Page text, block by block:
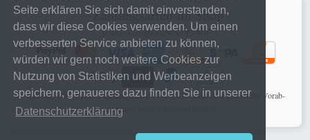
Seite erklären Sie sich damit einverstanden,
dass wir diese Cookies verwenden. Um einen
verbesserten Service anbieten zu können,
würden wir gern noch weitere Cookies zur
Nutzung von Statistiken und Werbeanzeigen
speichern, genaueres dazu finden Sie in unserer
Datenschutzerklärung
Zahlungsarten im Shop
je nach Verfügbarkeit bei PayPal
schnelle, sichere online Zahlungen mit PayPal Checkout oder klassische Vorab-
Banküberweisung ganz ohne PayPal